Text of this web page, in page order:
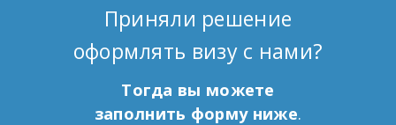
Приняли решение
оформлять визу с нами?
Тогда вы можете
заполнить форму ниже.